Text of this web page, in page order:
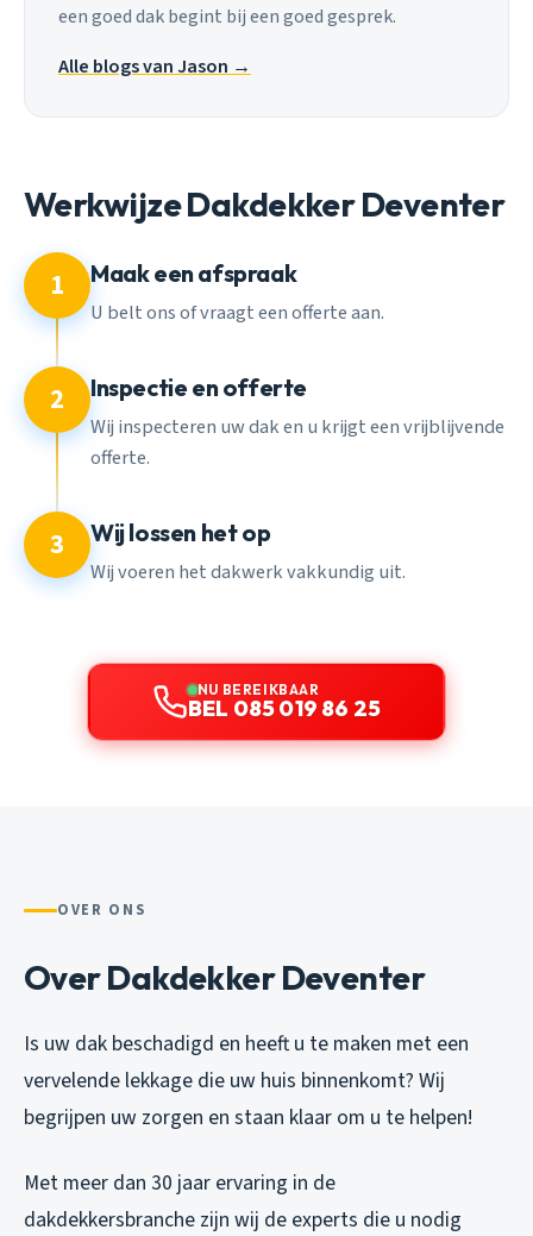
een goed dak begint bij een goed gesprek.
Alle blogs van Jason →
Werkwijze Dakdekker Deventer
1 Maak een afspraak
U belt ons of vraagt een offerte aan.
2 Inspectie en offerte
Wij inspecteren uw dak en u krijgt een vrijblijvende
offerte.
3 Wij lossen het op
Wij voeren het dakwerk vakkundig uit.
NU BEREIKBAAR
BEL 085 019 86 25
OVER ONS
Over Dakdekker Deventer
Is uw dak beschadigd en heeft u te maken met een
vervelende lekkage die uw huis binnenkomt? Wij
begrijpen uw zorgen en staan klaar om u te helpen!
Met meer dan 30 jaar ervaring in de
dakdekkersbranche zijn wij de experts die u nodig